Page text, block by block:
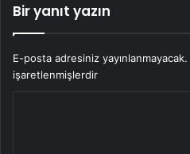
Bir yanıt yazın
E-posta adresiniz yayınlanmayacak.
işaretlenmişlerdir